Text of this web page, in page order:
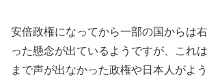
安倍政権になってから一部の国からは
った懸念が出ているようですが、これ
まで声が出なかった政権や日本人がよ